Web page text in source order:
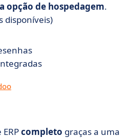
a opção de hospedagem.
disponíveis)
completo graças a uma